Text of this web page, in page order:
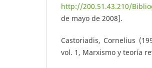
http://200.51.43.210/
de mayo de 2008].
Castoriadis, Cornelius
vol. 1, Marxismo y teoría